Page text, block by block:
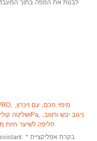
לבנות את המפה בתוך המעבד
חליפה לשיער חיות